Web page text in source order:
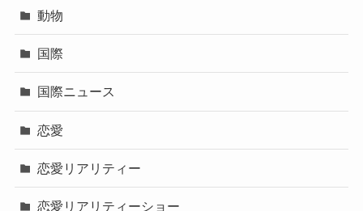
動物
国際
国際ニュース
恋愛
恋愛リアリティー
恋愛リアリティーショー